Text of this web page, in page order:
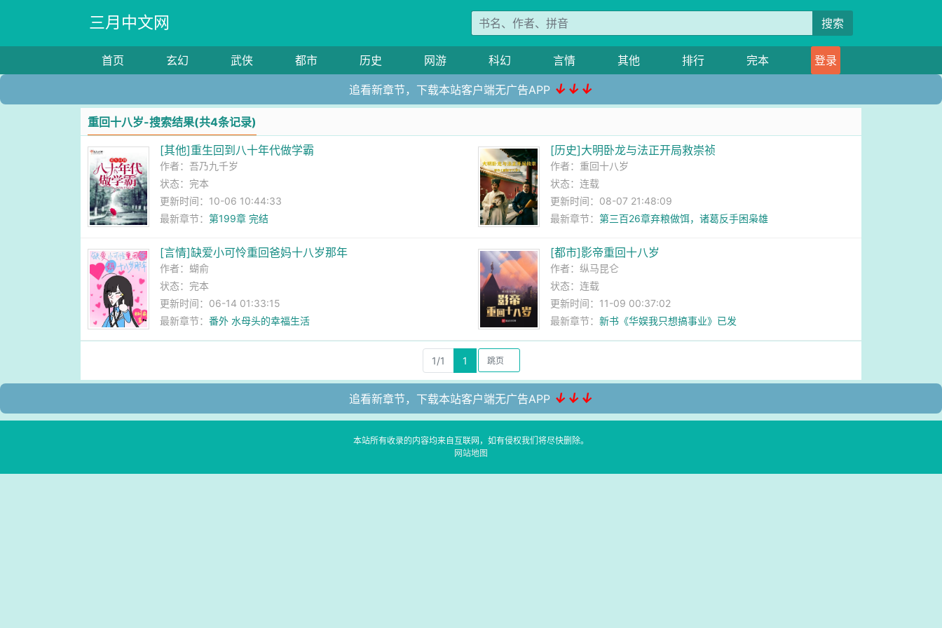
三月中文网 搜索
首页 玄幻 武侠 都市 历史 网游 科幻 言情 其他 排行 完本 登录
追看新章节，下载本站客户端无广告APP ↓↓↓
重回十八岁-搜索结果(共4条记录)
[其他]重生回到八十年代做学霸
作者：吾乃九千岁
状态：完本
更新时间：10-06 10:44:33
最新章节：第199章 完结
[历史]大明卧龙与法正开局救崇祯
作者： 重回十八岁
状态：连载
更新时间：08-07 21:48:09
最新章节： 第三百26章弃粮做饵，诸葛反手困枭雄
[言情]缺爱小可怜重回爸妈十八岁那年
作者： 蝴俞
状态：完本
更新时间：06-14 01:33:15
最新章节：番外 水母头的幸福生活
[都市]影帝重回十八岁
作者： 纵马昆仑
状态：连载
更新时间：11-09 00:37:02
最新章节： 新书《华娱我只想搞事业》已发
1/1 1
追看新章节，下载本站客户端无广告APP ↓↓↓
本站所有收录的内容均来自互联网，如有侵权我们将尽快删除。
网站地图